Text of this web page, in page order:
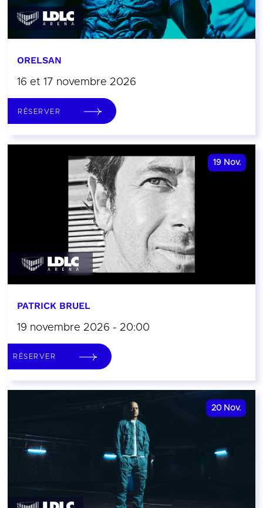
ORELSAN
16 et 17 novembre 2026
RÉSERVER
19 Nov.
PATRICK BRUEL
19 novembre 2026 - 20:00
RÉSERVER
20 Nov.